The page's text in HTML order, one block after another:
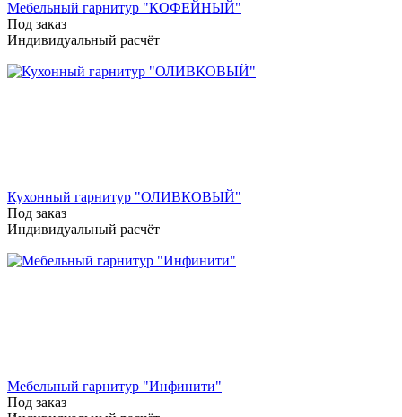
Мебельный гарнитур "КОФЕЙНЫЙ"
Под заказ
Индивидуальный расчёт
Кухонный гарнитур "ОЛИВКОВЫЙ"
Под заказ
Индивидуальный расчёт
Мебельный гарнитур "Инфинити"
Под заказ